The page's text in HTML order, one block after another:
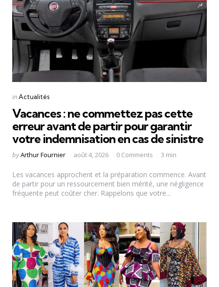
Categories
Posted
inActualités
Vacances : ne commettez pas cette
erreur avant de partir pour garantir
votre indemnisation en cas de sinistre
Posted
byArthur Fournier août 4, 2026 0 Comments 3 min
Les vacances approchent et la préparation commence. Avant
de partir pour un ressourcement bien mérité, une négligence
fréquente peut coûter cher. Rappelons que votre...